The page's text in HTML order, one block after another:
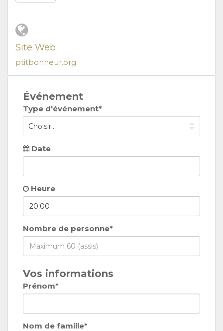
Site Web
ptitbonheur.org
Événement
Type d'événement*
Date
Heure
Nombre de personne*
Vos informations
Prénom*
Nom de famille*